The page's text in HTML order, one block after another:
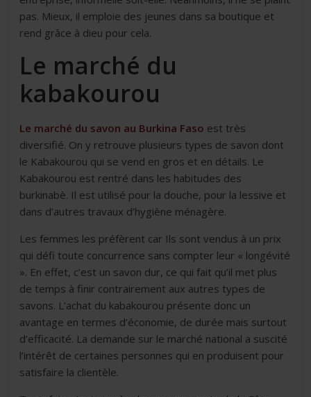
pas. Mieux, il emploie des jeunes dans sa boutique et
rend grâce à dieu pour cela.
Le marché du
kabakourou
Le marché du savon au Burkina Faso est très
diversifié. On y retrouve plusieurs types de savon dont
le Kabakourou qui se vend en gros et en détails. Le
Kabakourou est rentré dans les habitudes des
burkinabè. Il est utilisé pour la douche, pour la lessive et
dans d’autres travaux d’hygiène ménagère.
Les femmes les préfèrent car Ils sont vendus à un prix
qui défi toute concurrence sans compter leur « longévité
». En effet, c’est un savon dur, ce qui fait qu’il met plus
de temps à finir contrairement aux autres types de
savons. L’achat du kabakourou présente donc un
avantage en termes d’économie, de durée mais surtout
d’efficacité. La demande sur le marché national a suscité
l’intérêt de certaines personnes qui en produisent pour
satisfaire la clientèle.